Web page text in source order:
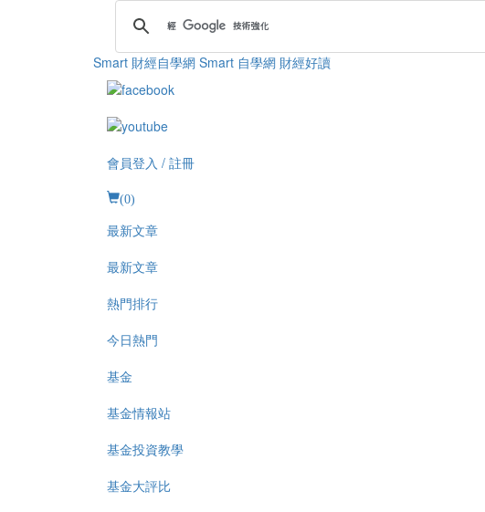
Smart 財經自學網 Smart 自學網 財經好讀
會員登入 / 註冊
(0)
最新文章
最新文章
熱門排行
今日熱門
基金
基金情報站
基金投資教學
基金大評比